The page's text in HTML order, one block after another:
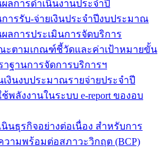
ผลการดำเนินงานประจำปี
การรับ-จ่ายเงินประจำปีงบประมาณ
ผลการประเมินการจัดบริการ
ะตามเกณฑ์ชี้วัดและค่าเป้าหมายขั้น
าฐานการจัดการบริการฯ
เงินงบประมาณรายจ่ายประจำปี
พลังงานในระบบ e-report ของอบ
นินธุรกิจอย่างต่อเนื่อง สำหรับการ
วามพร้อมต่อสภาวะวิกฤต (BCP)